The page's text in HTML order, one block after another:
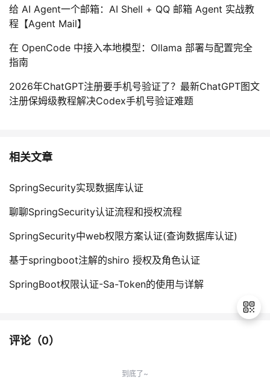
给 AI Agent一个邮箱：AI Shell + QQ 邮箱 Agent 实战教
程【Agent Mail】
在 OpenCode 中接入本地模型：Ollama 部署与配置完全
指南
2026年ChatGPT注册要手机号验证了？最新ChatGPT图文
注册保姆级教程解决Codex手机号验证难题
相关文章
SpringSecurity实现数据库认证
聊聊SpringSecurity认证流程和授权流程
SpringSecurity中web权限方案认证(查询数据库认证)
基于springboot注解的shiro 授权及角色认证
SpringBoot权限认证-Sa-Token的使用与详解
评论（0）
到底了~